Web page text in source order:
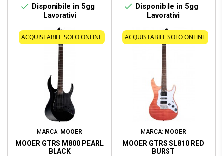
 Disponibile in 5gg
Lavorativi
 Disponibile in 5gg
Lavorativi
ACQUISTABILE SOLO ONLINE
MARCA: MOOER
MOOER GTRS M800 PEARL
BLACK
ACQUISTABILE SOLO ONLINE
MARCA: MOOER
MOOER GTRS SL810 RED
BURST